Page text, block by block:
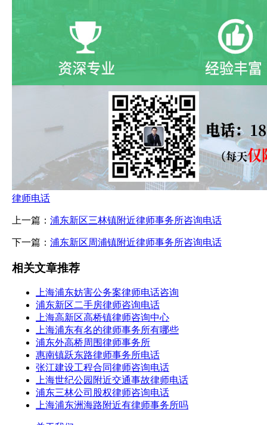
律师电话
上一篇： 浦东新区三林镇附近律师事务所咨询电话
下一篇： 浦东新区周浦镇附近律师事务所咨询电话
相关文章推荐
上海浦东妨害公务案律师电话咨询
浦东新区二手房律师咨询电话
上海高新区高桥镇律师咨询中心
上海浦东有名的律师事务所有哪些
浦东外高桥周围律师事务所
惠南镇跃东路律师事务所电话
张江建设工程合同律师咨询电话
上海世纪公园附近交通事故律师电话
浦东三林公司股权律师咨询电话
上海浦东洲海路附近有律师事务所吗